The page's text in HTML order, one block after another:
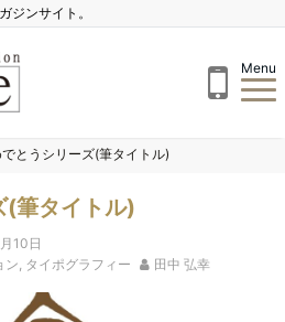
ジンサイト。
Menu
でとうシリーズ(筆タイトル)
(筆タイトル)
10日
ン, タイポグラフィー 田中 弘幸